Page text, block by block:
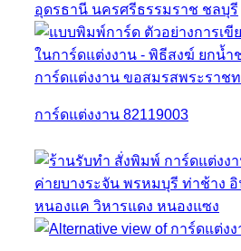
การ์ดแต่งงาน 82119003